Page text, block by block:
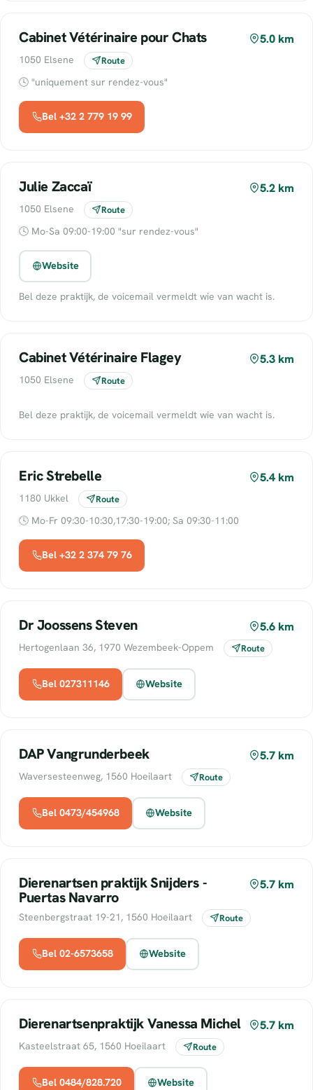
Cabinet Vétérinaire pour Chats 5.0 km
1050 Elsene Route
🕓 "uniquement sur rendez-vous"
Bel +32 2 779 19 99
Julie Zaccaï 5.2 km
1050 Elsene Route
🕓 Mo-Sa 09:00-19:00 "sur rendez-vous"
Website
Bel deze praktijk, de voicemail vermeldt wie van wacht is.
Cabinet Vétérinaire Flagey 5.3 km
1050 Elsene Route
Bel deze praktijk, de voicemail vermeldt wie van wacht is.
Eric Strebelle 5.4 km
1180 Ukkel Route
🕓 Mo-Fr 09:30-10:30,17:30-19:00; Sa 09:30-11:00
Bel +32 2 374 79 76
Dr Joossens Steven 5.6 km
Hertogenlaan 36, 1970 Wezembeek-Oppem Route
Bel 027311146 Website
DAP Vangrunderbeek 5.7 km
Waversesteenweg, 1560 Hoeilaart Route
Bel 0473/454968 Website
Dierenartsen praktijk Snijders -
Puertas Navarro
5.7 km
Steenbergstraat 19-21, 1560 Hoeilaart Route
Bel 02-6573658 Website
Dierenartsenpraktijk Vanessa Michel 5.7 km
Kasteelstraat 65, 1560 Hoeilaart Route
Bel 0484/828.720 Website